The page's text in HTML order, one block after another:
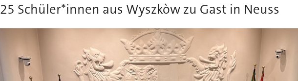
25 Schüler*innen aus Wyszkòw zu Gast in Neuss